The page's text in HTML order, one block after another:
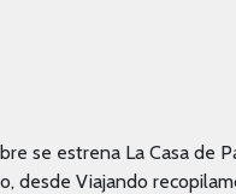
se estrena La Casa de
desde Viajando